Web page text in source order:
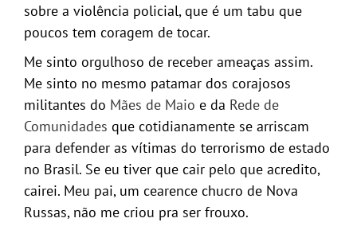
sobre a violência policial, que é um tabu que
poucos tem coragem de tocar.
Me sinto orgulhoso de receber ameaças assim.
Me sinto no mesmo patamar dos corajosos
militantes do Mães de Maio e da Rede de
Comunidades que cotidianamente se arriscam
para defender as vítimas do terrorismo de estado
no Brasil. Se eu tiver que cair pelo que acredito,
cairei. Meu pai, um cearence chucro de Nova
Russas, não me criou pra ser frouxo.